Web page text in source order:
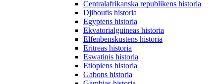
Centralafrikanska republikens historia
Djiboutis historia
Egyptens historia
Ekvatorialguineas historia
Elfenbenskustens historia
Eritreas historia
Eswatinis historia
Etiopiens historia
Gabons historia